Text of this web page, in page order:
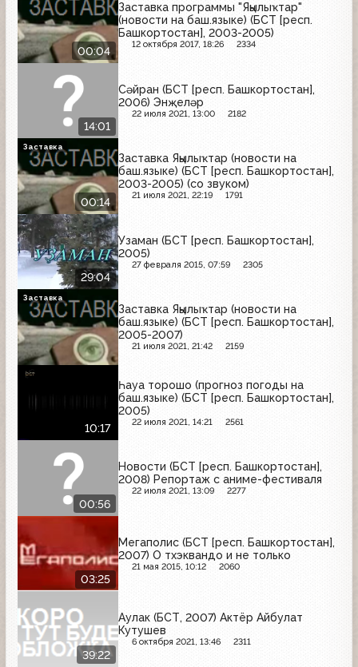
00:04
Заставка программы "Яңылыҡтар"
(новости на баш.языке) (БСТ [респ.
Башкортостан], 2003-2005)
12 октября 2017, 18:26 2334
14:01
Сәйран (БСТ [респ. Башкортостан],
2006) Энҗеләр
22 июля 2021, 13:00 2182
00:14
Заставка Яңылыҡтар (новости на
баш.языке) (БСТ [респ. Башкортостан],
2003-2005) (со звуком)
21 июля 2021, 22:19 1791
Заставка
29:04
Узаман (БСТ [респ. Башкортостан],
2005)
27 февраля 2015, 07:59 2305
Заставка Яңылыҡтар (новости на
баш.языке) (БСТ [респ. Башкортостан],
2005-2007)
21 июля 2021, 21:42 2159
Заставка
10:17
Һауа торошо (прогноз погоды на
баш.языке) (БСТ [респ. Башкортостан],
2005)
22 июля 2021, 14:21 2561
00:56
Новости (БСТ [респ. Башкортостан],
2008) Репортаж с аниме-фестиваля
22 июля 2021, 13:09 2277
03:25
Мегаполис (БСТ [респ. Башкортостан],
2007) О тхэквандо и не только
21 мая 2015, 10:12 2060
39:22
Аулак (БСТ, 2007) Актёр Айбулат
Кутушев
6 октября 2021, 13:46 2311